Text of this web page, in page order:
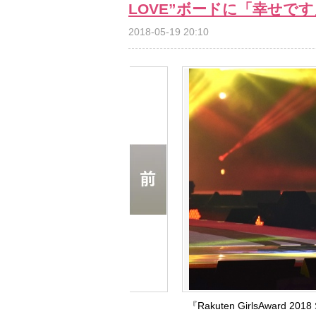
LOVE”ボードに「幸せで
2018-05-19 20:10
『Rakuten GirlsAward